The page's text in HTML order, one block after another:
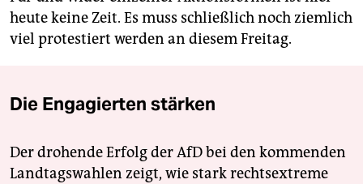
heute keine Zeit. Es muss schließlich noch ziemlich
viel protestiert werden an diesem Freitag.
Die Engagierten stärken
Der drohende Erfolg der AfD bei den kommenden
Landtagswahlen zeigt, wie stark rechtsextreme